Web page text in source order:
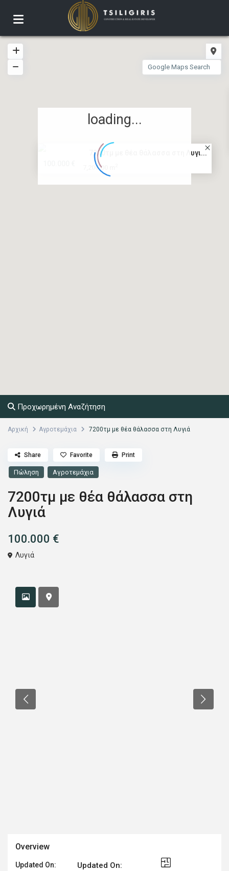
7200τμ με θέα θάλασσα στη Λυγι...
7,200.00 m
loading...
Προχωρημένη Αναζήτηση
Αρχική Αγροτεμάχια 7200τμ με θέα θάλασσα στη Λυγιά
Πώληση Αγροτεμάχια
7200τμ με θέα θάλασσα στη
Λυγιά
100.000 €
Λυγιά
Share Favorite Print
Overview
Updated On:
Updated On: